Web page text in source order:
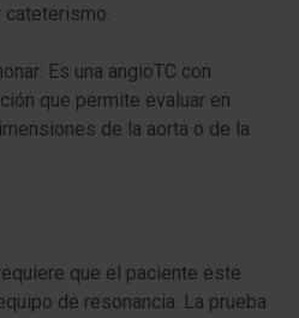
cateterismo.
Es una angioTC con
que permite evaluar en
de la aorta o de la
que el paciente este
de resonancia. La prueba